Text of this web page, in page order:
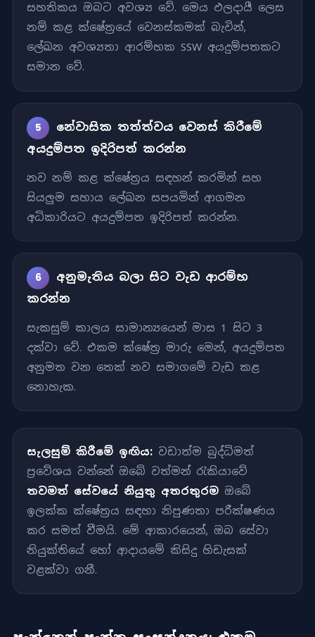
සහතිකය ඔබට අවශ්‍ය වේ. මෙය ඵලදායී ලෙස
නම් කළ ක්ෂේත්‍රයේ වෙනස්කමක් බැවින්,
ලේඛන අවශ්‍යතා ආරම්භක SSW අයදුම්පතකට
සමාන වේ.
5
නේවාසික තත්ත්වය වෙනස් කිරීමේ
අයදුම්පත ඉදිරිපත් කරන්න
නව නම් කළ ක්ෂේත්‍රය සඳහන් කරමින් සහ
සියලුම සහාය ලේඛන සපයමින් ආගමන
අධිකාරියට අයදුම්පත ඉදිරිපත් කරන්න.
6
අනුමැතිය බලා සිට වැඩ ආරම්භ
කරන්න
සැකසුම් කාලය සාමාන්‍යයෙන් මාස 1 සිට 3
දක්වා වේ. එකම ක්ෂේත්‍ර මාරු මෙන්, අයදුම්පත
අනුමත වන තෙක් නව සමාගමේ වැඩ කළ
නොහැක.
සැලසුම් කිරීමේ ඉඟිය: වඩාත්ම බුද්ධිමත්
ප්‍රවේශය වන්නේ ඔබේ වත්මන් රැකියාවේ
තවමත් සේවයේ නියුතු අතරතුරම ඔබේ
ඉලක්ක ක්ෂේත්‍රය සඳහා නිපුණතා පරීක්ෂණය
කර සමත් වීමයි. මේ ආකාරයෙන්, ඔබ සේවා
නියුක්තියේ හෝ ආදායමේ කිසිදු හිඩැසක්
වළක්වා ගනී.